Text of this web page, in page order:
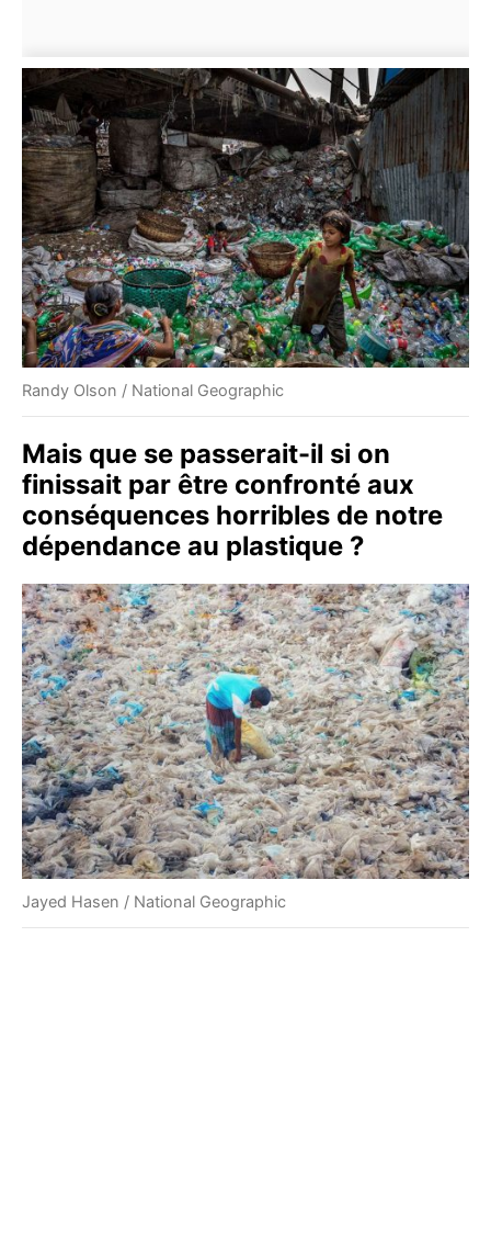
Randy Olson / National Geographic
Mais que se passerait-il si on
finissait par être confronté aux
conséquences horribles de notre
dépendance au plastique ?
Jayed Hasen / National Geographic